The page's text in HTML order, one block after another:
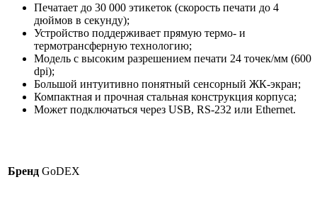
Печатает до 30 000 этикеток (скорость печати до 4
дюймов в секунду);
Устройство поддерживает прямую термо- и
термотрансферную технологию;
Модель с высоким разрешением печати 24 точек/мм (600
dpi);
Большой интуитивно понятный сенсорный ЖК-экран;
Компактная и прочная стальная конструкция корпуса;
Может подключаться через USB, RS-232 или Ethernet.
Бренд GoDEX